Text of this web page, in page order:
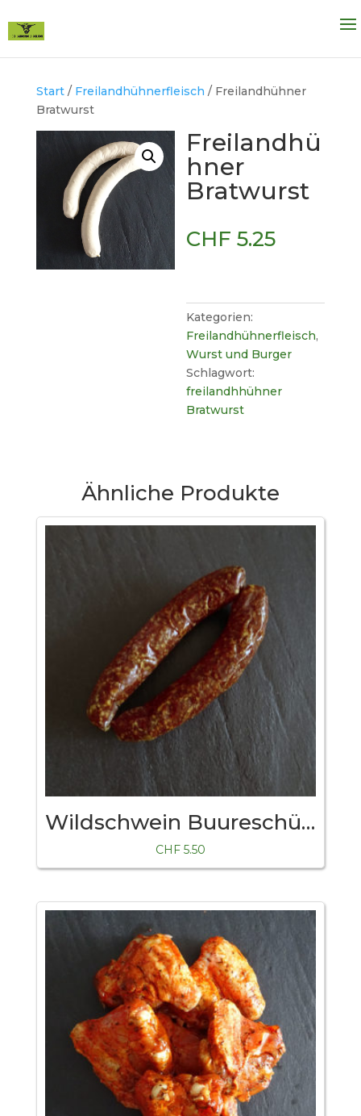
Start/ Freilandhühnerfleisch / Freilandhühner
Bratwurst
Freilandhü
hner
Bratwurst
CHF5.25
Kategorien:
Freilandhühnerfleisch,
Wurst und Burger
Schlagwort:
freilandhhühner
Bratwurst
Ähnliche Produkte
Wildschwein Buureschüblig
CHF 5.50